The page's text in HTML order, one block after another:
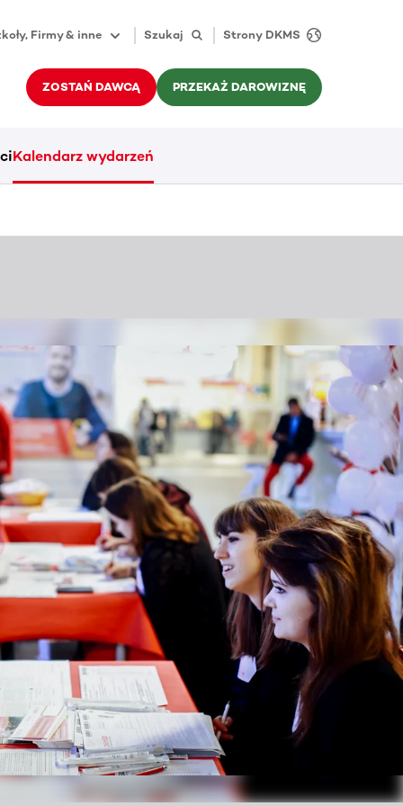
Firmy & inne Szukaj Strony DKMS
ZOSTAŃ DAWCĄ PRZEKAŻ DAROWIZNĘ
Kalendarz wydarzeń